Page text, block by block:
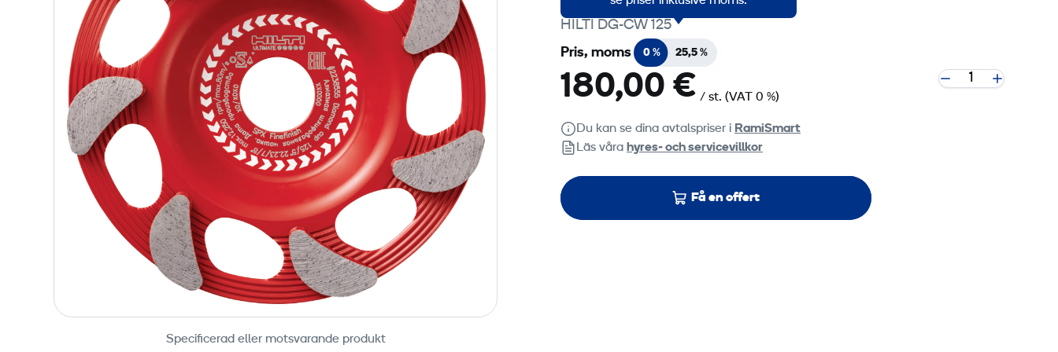
Specificerad eller motsvarande produkt
HILTI DG-CW 125
Pris, moms 0 % 25,5 %
180,00 € / st. (VAT 0 %)
Du kan se dina avtalspriser i RamiSmart
Läs våra hyres‑ och servicevillkor
Få en offert